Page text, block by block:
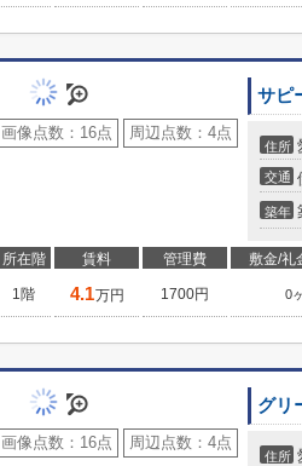
画像点数： 16点 周辺点数： 4点
サピ
住所
交通
築年
所在階 賃料 管理費 敷金/礼
1階 4.1万円 1700円 0
画像点数： 16点 周辺点数： 4点
グリ
住所